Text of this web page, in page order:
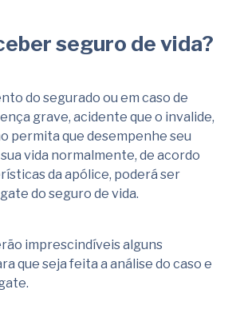
seguro de vida?
do segurado ou em caso de
grave, acidente que o invalide,
permita que desempenhe seu
vida normalmente, de acordo
da apólice, poderá ser
do seguro de vida.
imprescindíveis alguns
que seja feita a análise do caso e